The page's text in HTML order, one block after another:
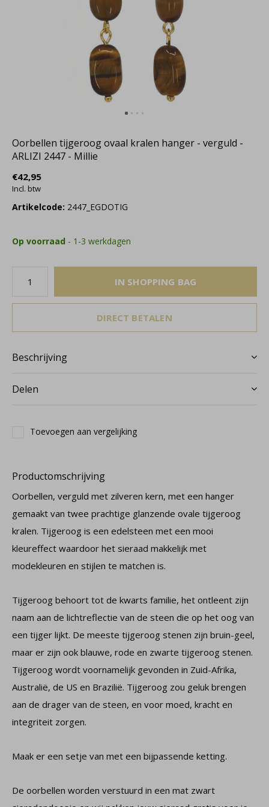
Oorbellen tijgeroog ovaal kralen hanger - verguld -
ARLIZI 2447 - Millie
€42,95
Incl. btw
Artikelcode: 2447_EGDOTIG
Op voorraad - 1-3 werkdagen
IN SHOPPING BAG
DIRECT BETALEN
Beschrijving
Delen
Toevoegen aan vergelijking
Productomschrijving
Oorbellen, verguld met zilveren kern, met een hanger
gemaakt van twee prachtige glanzende ovale tijgeroog
kralen. Tijgeroog is een edelsteen met een mooi
kleureffect waardoor het sieraad makkelijk met
modekleuren en stijlen te matchen is.
Tijgeroog behoort tot de kwarts familie, het ontleent zijn
naam aan de lichtreflectie van de steen die op het oog van
een tijger lijkt. De meeste tijgeroog stenen zijn bruin-geel,
maar er zijn ook blauwe, rode en zwarte tijgeroog stenen.
Tijgeroog wordt voornamelijk gevonden in Zuid-Afrika,
Australië, de US en Brazilië. Tijgeroog zou geluk brengen
aan de drager van de steen, en voor moed, kracht en
integriteit zorgen.
Maak er een setje van met een bijpassende ketting.
De oorbellen worden verstuurd in een mat zwart